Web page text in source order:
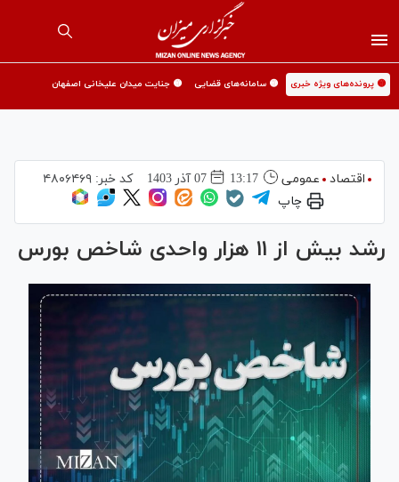
🟡 پرونده‌های ویژه خبری 🟡 سامانه‌های قضایی 🟡 جنایت میدان علیخانی اصفهان
اقتصاد عمومی 13:17 07 آذر 1403 کد خبر:۴۸۰۶۴۶۹
چاپ
رشد بیش از ۱۱ هزار واحدی شاخص بورس